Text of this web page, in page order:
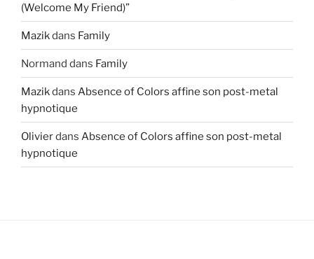
(Welcome My Friend)”
Mazikdans Family
Normand dans Family
Mazikdans Absence of Colors affine son post-metal
hypnotique
Olivierdans Absence of Colors affine son post-metal
hypnotique